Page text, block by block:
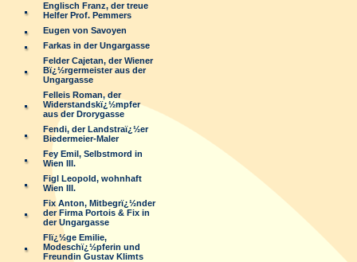
Englisch Franz, der treue
Helfer Prof. Pemmers
Eugen von Savoyen
Farkas in der Ungargasse
Felder Cajetan, der Wiener
Bï¿½rgermeister aus der
Ungargasse
Felleis Roman, der
Widerstandskï¿½mpfer
aus der Drorygasse
Fendi, der Landstraï¿½er
Biedermeier-Maler
Fey Emil, Selbstmord in
Wien III.
Figl Leopold, wohnhaft
Wien III.
Fix Anton, Mitbegrï¿½nder
der Firma Portois & Fix in
der Ungargasse
Flï¿½ge Emilie,
Modeschï¿½pferin und
Freundin Gustav Klimts